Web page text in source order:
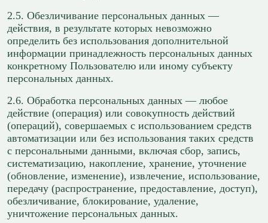
2.5. Обезличивание персональных данных —
действия, в результате которых невозможно
определить без использования дополнительной
информации принадлежность персональных данных
конкретному Пользователю или иному субъекту
персональных данных.
2.6. Обработка персональных данных — любое
действие (операция) или совокупность действий
(операций), совершаемых с использованием средств
автоматизации или без использования таких средств
с персональными данными, включая сбор, запись,
систематизацию, накопление, хранение, уточнение
(обновление, изменение), извлечение, использование,
передачу (распространение, предоставление, доступ),
обезличивание, блокирование, удаление,
уничтожение персональных данных.